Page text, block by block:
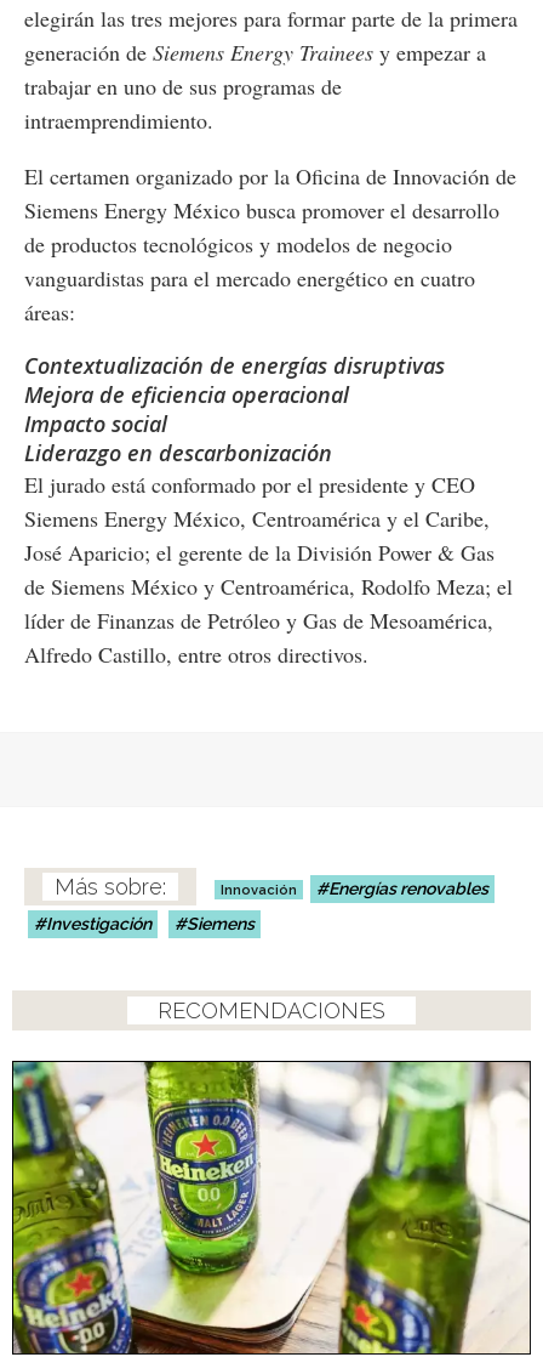
elegirán las tres mejores para formar parte de la primera
generación de Siemens Energy Trainees y empezar a
trabajar en uno de sus programas de
intraemprendimiento.
El certamen organizado por la Oficina de Innovación de
Siemens Energy México busca promover el desarrollo
de productos tecnológicos y modelos de negocio
vanguardistas para el mercado energético en cuatro
áreas:
Contextualización de energías disruptivas
Mejora de eficiencia operacional
Impacto social
Liderazgo en descarbonización
El jurado está conformado por el presidente y CEO
Siemens Energy México, Centroamérica y el Caribe,
José Aparicio; el gerente de la División Power & Gas
de Siemens México y Centroamérica, Rodolfo Meza; el
líder de Finanzas de Petróleo y Gas de Mesoamérica,
Alfredo Castillo, entre otros directivos.
Innovación
Energías renovables
Investigación
Siemens
RECOMENDACIONES